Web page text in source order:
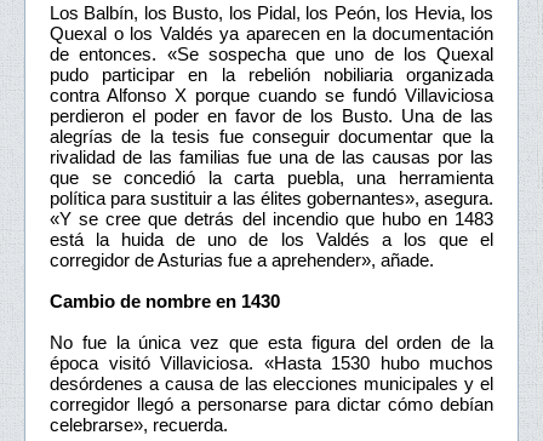
Los Balbín, los Busto, los Pidal, los Peón, los Hevia, los
Quexal o los Valdés ya aparecen en la documentación
de entonces. «Se sospecha que uno de los Quexal
pudo participar en la rebelión nobiliaria organizada
contra Alfonso X porque cuando se fundó Villaviciosa
perdieron el poder en favor de los Busto. Una de las
alegrías de la tesis fue conseguir documentar que la
rivalidad de las familias fue una de las causas por las
que se concedió la carta puebla, una herramienta
política para sustituir a las élites gobernantes», asegura.
«Y se cree que detrás del incendio que hubo en 1483
está la huida de uno de los Valdés a los que el
corregidor de Asturias fue a aprehender», añade.
Cambio de nombre en 1430
No fue la única vez que esta figura del orden de la
época visitó Villaviciosa. «Hasta 1530 hubo muchos
desórdenes a causa de las elecciones municipales y el
corregidor llegó a personarse para dictar cómo debían
celebrarse», recuerda.